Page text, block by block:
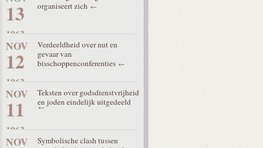
13
1963
organiseert zich
NOV
12
1963
Verdeeldheid over nut en
gevaar van
bisschoppenconferenties
NOV
11
1963
Teksten over godsdienstvrijheid
en joden eindelijk uitgedeeld
NOV
Symbolische clash tussen